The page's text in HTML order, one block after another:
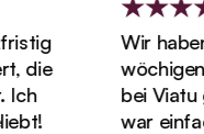
Wir haben
wöchigen
bei Viatu
war einfach